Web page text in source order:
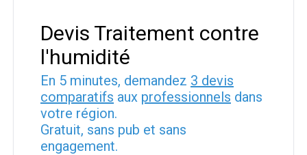
Devis Traitement contre
l'humidité
En 5 minutes, demandez 3 devis
comparatifs aux professionnels dans
votre région.
Gratuit, sans pub et sans
engagement.